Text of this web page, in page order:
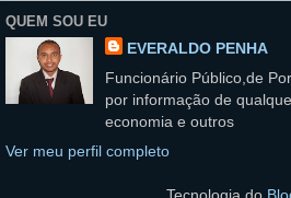
QUEM SOU EU
EVERALDO PENHA
Funcionário Público,de
por informação de
economia e outros
Ver meu perfil completo